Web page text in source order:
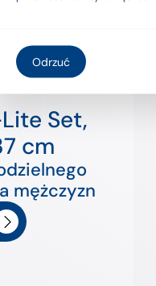
Set,
cm
mężczyzn
Odrzuć